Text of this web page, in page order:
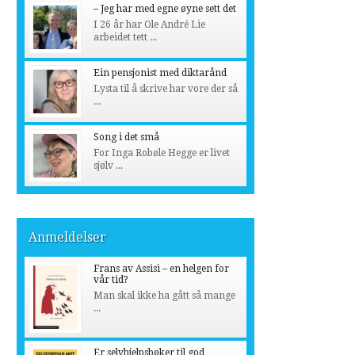
– Jeg har med egne øyne sett det
I 26 år har Ole André Lie
arbeidet tett ...
Ein pensjonist med diktarånd
Lysta til å skrive har vore der så
...
Song i det små
For Inga Robøle Hegge er livet
sjølv ...
Anmeldelser
Frans av Assisi – en helgen for
vår tid?
Man skal ikke ha gått så mange
...
Er selvhjelpsbøker til god